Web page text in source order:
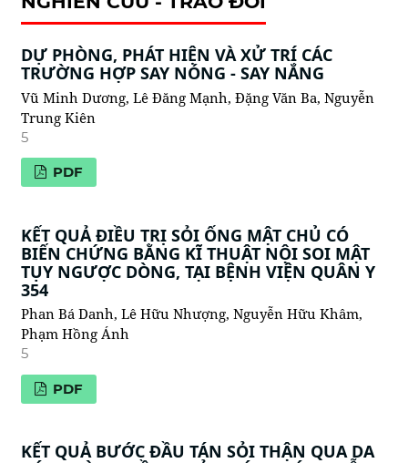
DỰ PHÒNG, PHÁT HIỆN VÀ XỬ TRÍ CÁC
TRƯỜNG HỢP SAY NÓNG - SAY NẮNG
Vũ Minh Dương, Lê Đăng Mạnh, Đặng Văn Ba, Nguyễn
Trung Kiên
5
PDF
KẾT QUẢ ĐIỀU TRỊ SỎI ỐNG MẬT CHỦ CÓ
BIẾN CHỨNG BẰNG KĨ THUẬT NỘI SOI MẬT
TỤY NGƯỢC DÒNG, TẠI BỆNH VIỆN QUÂN Y
354
Phan Bá Danh, Lê Hữu Nhượng, Nguyễn Hữu Khâm,
Phạm Hồng Ánh
5
PDF
KẾT QUẢ BƯỚC ĐẦU TÁN SỎI THẬN QUA DA